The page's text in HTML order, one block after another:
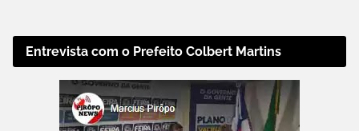
Entrevista com o Prefeito Colbert Martins